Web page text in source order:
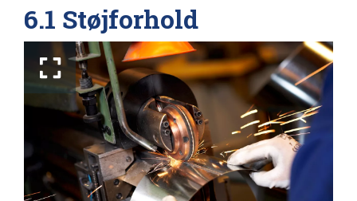
6.1 Støjforhold